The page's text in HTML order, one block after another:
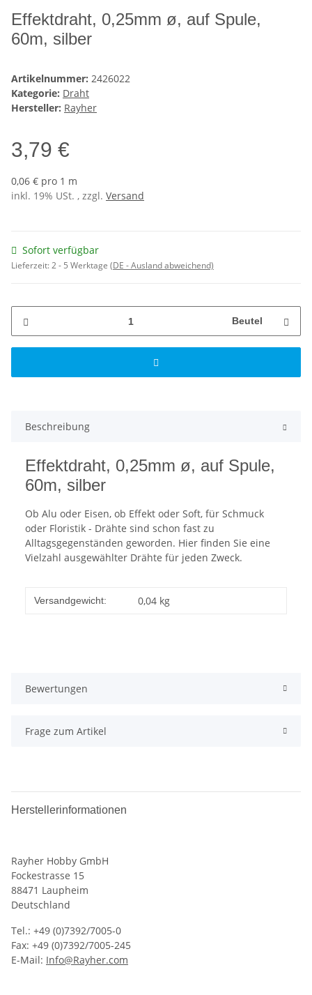
Effektdraht, 0,25mm ø, auf Spule,
60m, silber
Artikelnummer: 2426022
Kategorie: Draht
Hersteller: Rayher
3,79 €
0,06 € pro 1 m
inkl. 19% USt. , zzgl. Versand
Sofort verfügbar
Lieferzeit:2 - 5 Werktage (DE - Ausland abweichend)
Beutel
Beschreibung
Effektdraht, 0,25mm ø, auf Spule,
60m, silber
Ob Alu oder Eisen, ob Effekt oder Soft, für Schmuck
oder Floristik - Drähte sind schon fast zu
Alltagsgegenständen geworden. Hier finden Sie eine
Vielzahl ausgewählter Drähte für jeden Zweck.
Versandgewicht: 0,04 kg
Bewertungen
Frage zum Artikel
Herstellerinformationen
Rayher Hobby GmbH
Fockestrasse 15
88471 Laupheim
Deutschland
Tel.: +49 (0)7392/7005-0
Fax: +49 (0)7392/7005-245
E-Mail: Info@Rayher.com